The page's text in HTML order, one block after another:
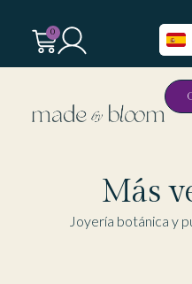
0
Más
Joyería botánica y